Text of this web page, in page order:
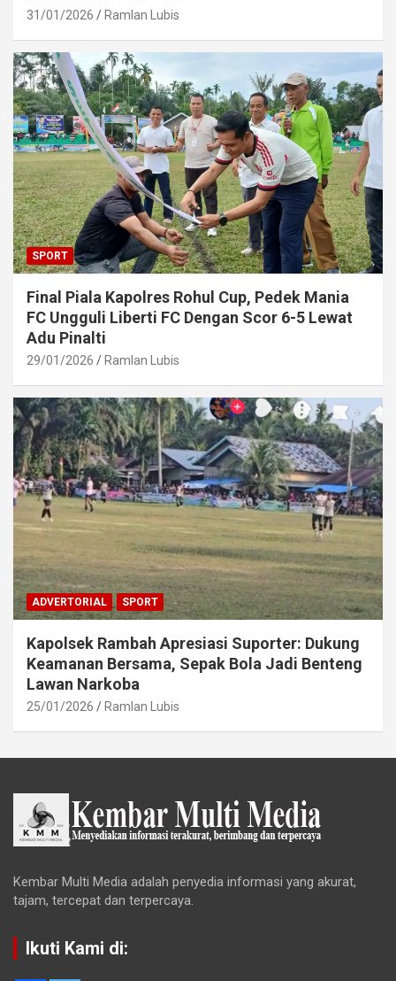
31/01/2026 Ramlan Lubis
SPORT
Final Piala Kapolres Rohul Cup, Pedek Mania
FC Ungguli Liberti FC Dengan Scor 6-5 Lewat
Adu Pinalti
29/01/2026 Ramlan Lubis
ADVERTORIAL SPORT
Kapolsek Rambah Apresiasi Suporter: Dukung
Keamanan Bersama, Sepak Bola Jadi Benteng
Lawan Narkoba
25/01/2026 Ramlan Lubis
Kembar Multi Media adalah penyedia informasi yang akurat,
tajam, tercepat dan terpercaya.
Ikuti Kami di: